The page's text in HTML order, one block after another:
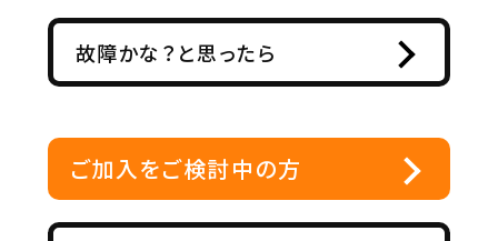
ご加入をご検討中の方
故障かな？と思ったら